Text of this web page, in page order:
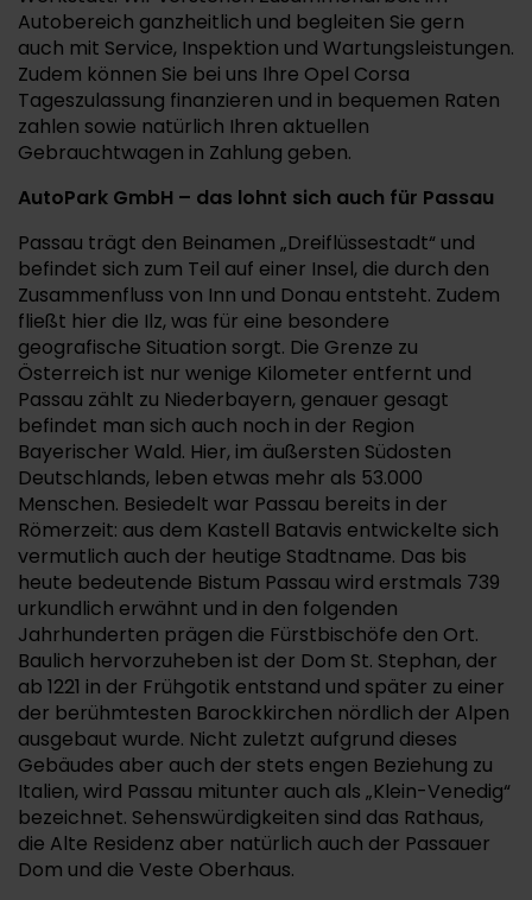
Autobereich ganzheitlich und begleiten Sie gern
auch mit Service, Inspektion und Wartungsleistungen.
Zudem können Sie bei uns Ihre Opel Corsa
Tageszulassung finanzieren und in bequemen Raten
zahlen sowie natürlich Ihren aktuellen
Gebrauchtwagen in Zahlung geben.
AutoPark GmbH – das lohnt sich auch für Passau
Passau trägt den Beinamen „Dreiflüssestadt“ und
befindet sich zum Teil auf einer Insel, die durch den
Zusammenfluss von Inn und Donau entsteht. Zudem
fließt hier die Ilz, was für eine besondere
geografische Situation sorgt. Die Grenze zu
Österreich ist nur wenige Kilometer entfernt und
Passau zählt zu Niederbayern, genauer gesagt
befindet man sich auch noch in der Region
Bayerischer Wald. Hier, im äußersten Südosten
Deutschlands, leben etwas mehr als 53.000
Menschen. Besiedelt war Passau bereits in der
Römerzeit: aus dem Kastell Batavis entwickelte sich
vermutlich auch der heutige Stadtname. Das bis
heute bedeutende Bistum Passau wird erstmals 739
urkundlich erwähnt und in den folgenden
Jahrhunderten prägen die Fürstbischöfe den Ort.
Baulich hervorzuheben ist der Dom St. Stephan, der
ab 1221 in der Frühgotik entstand und später zu einer
der berühmtesten Barockkirchen nördlich der Alpen
ausgebaut wurde. Nicht zuletzt aufgrund dieses
Gebäudes aber auch der stets engen Beziehung zu
Italien, wird Passau mitunter auch als „Klein-Venedig“
bezeichnet. Sehenswürdigkeiten sind das Rathaus,
die Alte Residenz aber natürlich auch der Passauer
Dom und die Veste Oberhaus.